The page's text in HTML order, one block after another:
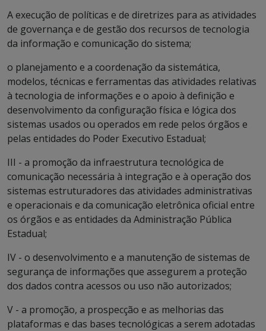
A execução de políticas e de diretrizes para as atividades
de governança e de gestão dos recursos de tecnologia
da informação e comunicação do sistema;
o planejamento e a coordenação da sistemática,
modelos, técnicas e ferramentas das atividades relativas
à tecnologia de informações e o apoio à definição e
desenvolvimento da configuração física e lógica dos
sistemas usados ou operados em rede pelos órgãos e
pelas entidades do Poder Executivo Estadual;
III - a promoção da infraestrutura tecnológica de
comunicação necessária à integração e à operação dos
sistemas estruturadores das atividades administrativas
e operacionais e da comunicação eletrônica oficial entre
os órgãos e as entidades da Administração Pública
Estadual;
IV - o desenvolvimento e a manutenção de sistemas de
segurança de informações que assegurem a proteção
dos dados contra acessos ou uso não autorizados;
V - a promoção, a prospecção e as melhorias das
plataformas e das bases tecnológicas a serem adotadas